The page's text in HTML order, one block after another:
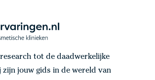
tot de daadwerkelijke
zijn jouw gids in de wereld van